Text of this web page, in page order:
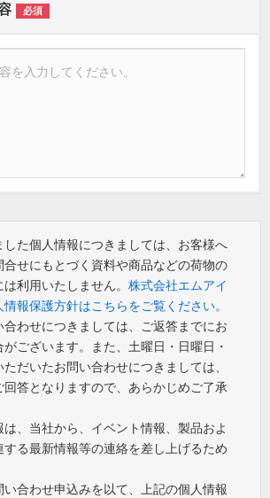
必須
した個人情報につきましては、お客様へ
合せにもとづく資料や商品などの荷物の
利用いたしません。 株式会社エムアイ
報保護方針はこちらをご覧ください。
合わせにつきましては、ご返答までにお
ございます。また、土曜日・日曜日・
だいたお問い合わせにつきましては、
回答となりますので、あらかじめご了承
、当社から、イベント情報、製品およ
る最新情報等の連絡を差し上げるため
い合わせ申込みを以て、上記の個人情報